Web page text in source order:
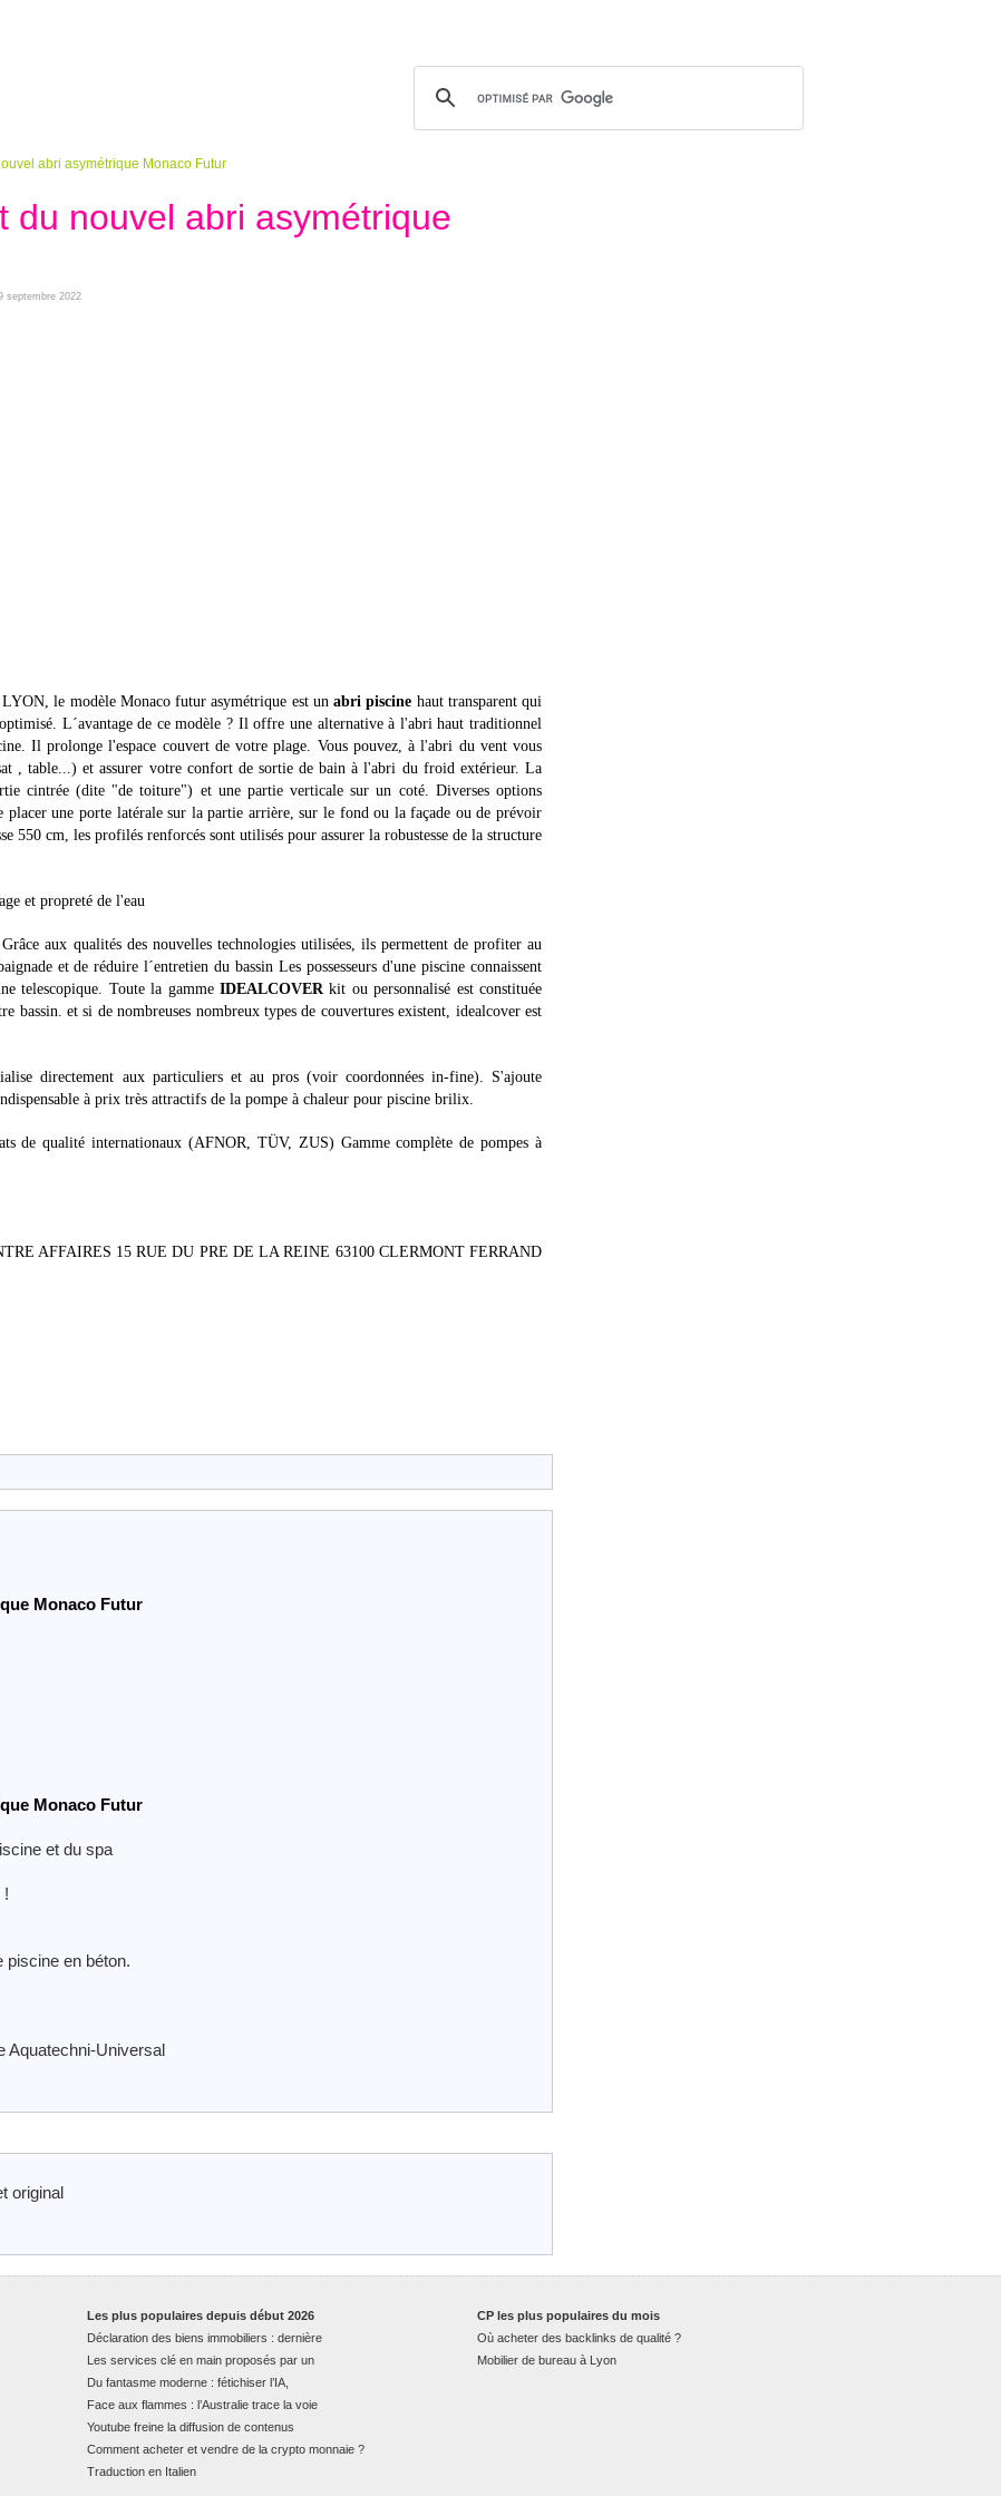
abri asymétrique Monaco Futur
du nouvel abri asymétrique
septembre 2022
le modèle Monaco futur asymétrique est unabri piscine haut transparent qui
L´avantage de ce modèle ? Il offre une alternative à l'abri haut traditionnel
Il prolonge l'espace couvert de votre plage. Vous pouvez, à l'abri du vent vous
, table...) et assurer votre confort de sortie de bain à l'abri du froid extérieur. La
cintrée (dite "de toiture") et une partie verticale sur un coté. Diverses options
placer une porte latérale sur la partie arrière, sur le fond ou la façade ou de prévoir
550 cm, les profilés renforcés sont utilisés pour assurer la robustesse de la structure
et propreté de l'eau
aux qualités des nouvelles technologies utilisées, ils permettent de profiter au
et de réduire l´entretien du bassin Les possesseurs d'une piscine connaissent
telescopique. Toute la gamme IDEALCOVER kit ou personnalisé est constituée
bassin. et si de nombreuses nombreux types de couvertures existent, idealcover est
directement aux particuliers et au pros (voir coordonnées in-fine). S'ajoute
à prix très attractifs de la pompe à chaleur pour piscine brilix.
de qualité internationaux (AFNOR, TÜV, ZUS) Gamme complète de pompes à
AFFAIRES 15 RUE DU PRE DE LA REINE 63100 CLERMONT FERRAND
Monaco Futur
Monaco Futur
et du spa
!
piscine en béton.
Aquatechni-Universal
original
CP les plus populaires du mois
Où acheter des backlinks de qualité ?
Mobilier de bureau à Lyon
Les plus populaires depuis début 2026
Déclaration des biens immobiliers : dernière
Les services clé en main proposés par un
Du fantasme moderne : fétichiser l’IA,
Face aux flammes : l’Australie trace la voie
Youtube freine la diffusion de contenus
Comment acheter et vendre de la crypto monnaie ?
Traduction en Italien